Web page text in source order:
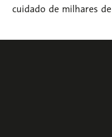
cuidado de milhares